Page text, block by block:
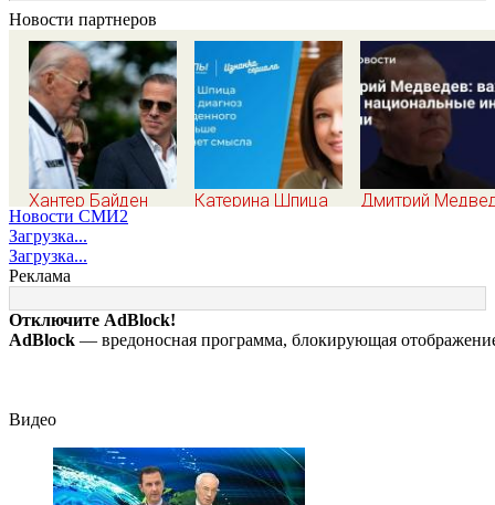
Новости партнеров
Хантер Байден
раскрыл
величайшую
ошибку своего
отца: бездействие
против Трампа
Катерина Шпица
молчать нет
смысла
Дмитрий
Новости СМИ2
Загрузка...
Загрузка...
Реклама
Отключите AdBlock!
AdBlock — вредоносная программа, блокирующая
Видео